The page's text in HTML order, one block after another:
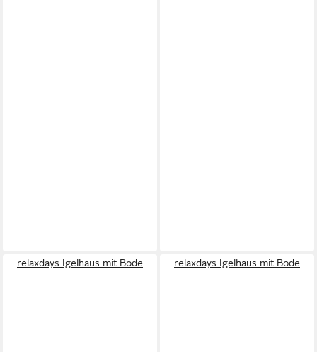
relaxdays Igelhaus mit Bode relaxdays Igelhaus mit Bode